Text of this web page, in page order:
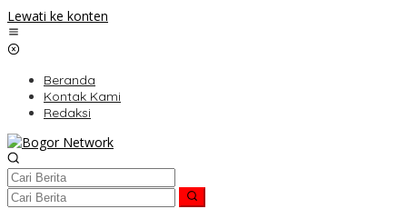
Lewati ke konten
Beranda
Kontak Kami
Redaksi